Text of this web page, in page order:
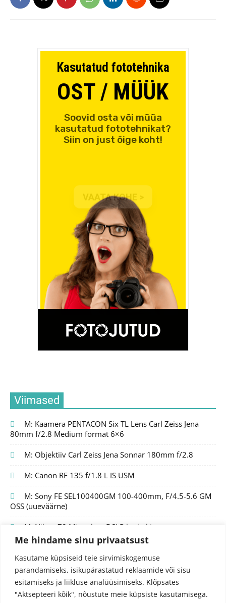
Me hindame sinu privaatsust
Kasutame küpsiseid teie sirvimiskogemuse
parandamiseks, isikupärastatud reklaamide või sisu
esitamiseks ja liikluse analüüsimiseks. Klõpsates
"Aktsepteeri kõik", nõustute meie küpsiste kasutamisega.
Viimased
M: Kaamera PENTACON Six TL Lens Carl Zeiss Jena
80mm f/2.8 Medium format 6×6
M: Objektiiv Carl Zeiss Jena Sonnar 180mm f/2.8
M: Canon RF 135 f/1.8 L IS USM
M: Sony FE SEL100400GM 100-400mm, F/4.5-5.6 GM
OSS (uueväärne)
M: Nikon Z8 Mirrorless DSLR body kit